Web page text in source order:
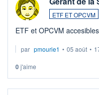
ETF ET OPCVM
ETF et
par pmourie1 • 05 août •
0j'aime